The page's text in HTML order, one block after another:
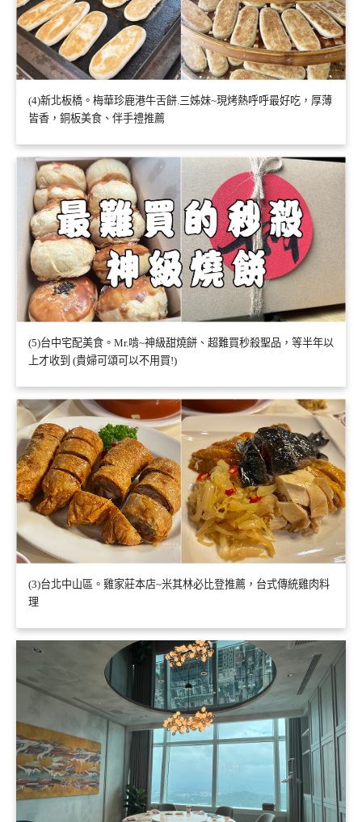
(4)新北板橋。梅華珍鹿港牛舌餅.三姊妹~現烤熱呼呼最好吃，厚薄
皆香，銅板美食、伴手禮推薦
(5)台中宅配美食。Mr.啃~神級甜燒餅、超難買秒殺聖品，等半年以
上才收到 (貴婦可頌可以不用買!)
(3)台北中山區。雞家莊本店~米其林必比登推薦，台式傳統雞肉料
理